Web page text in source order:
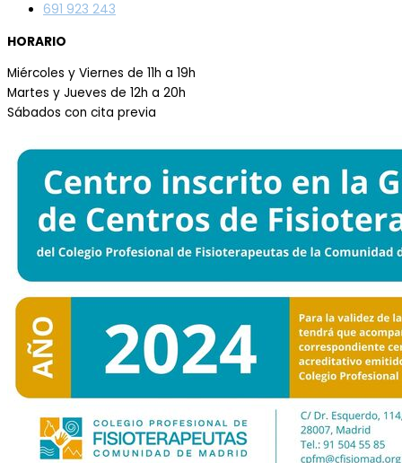
691 923 243
HORARIO
Miércoles y Viernes de 11h a 19h
Martes y Jueves de 12h a 20h
Sábados con cita previa